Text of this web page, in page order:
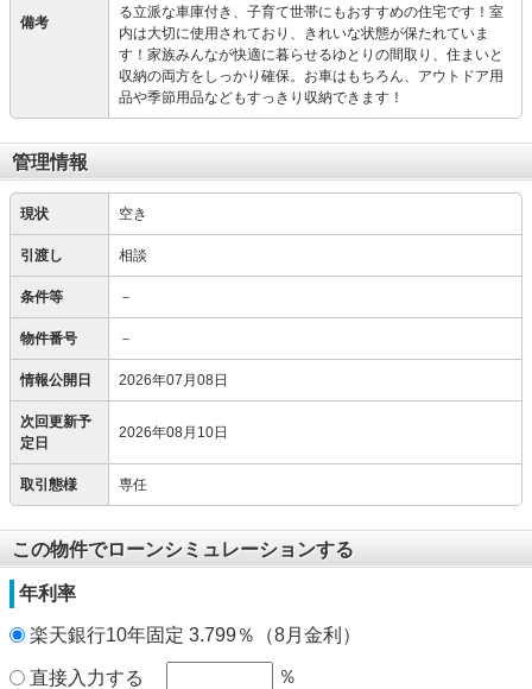
備考
る立派な車庫付き、子育て世帯にもおすすめの住宅です！室
内は大切に使用されており、きれいな状態が保たれていま
す！家族みんなが快適に暮らせるゆとりの間取り、住まいと
収納の両方をしっかり確保。お車はもちろん、アウトドア用
品や季節用品などもすっきり収納できます！
管理情報
現状 空き
引渡し 相談
条件等 －
物件番号 －
情報公開日 2026年07月08日
次回更新予
定日
2026年08月10日
取引態様 専任
この物件でローンシミュレーションする
年利率
楽天銀行10年固定 3.799％（8月金利）
直接入力する ％